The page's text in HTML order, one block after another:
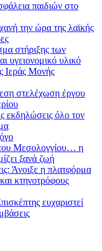
παιδιών στο
την ώρα της λαϊκής
στήριξης των
υγειονομικό υλικό
Ιεράς Μονής
στελέχωση έργου
εκδηλώσεις όλο τον
του Μεσολογγίου… η
ξανά ζωή
Άνοιξε η πλατφόρμα
κτηνοτρόφους
ευχαριστεί